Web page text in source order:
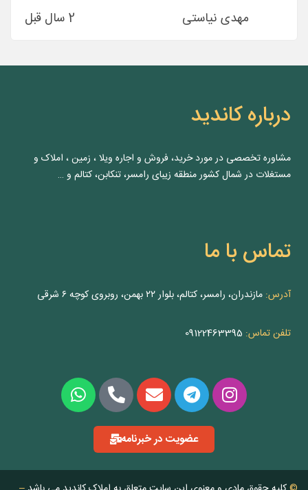
مهدی نیاستی 2 سال قبل
درباره کاندید
مشاوره‌ تخصصی در مورد خرید، فروش و اجاره ویلا ، زمین ، املاک و
مستغلات در شمال کشور منطقه زیبای رامسر، تنکابن، کتالم و …
تماس با ما
آدرس: مازندران، رامسر، کتالم، بلوار ۲۲ بهمن، روبروی کوچه ۶ شرقی
تلفن تماس: 09122463395
عضویت در خبرنامه